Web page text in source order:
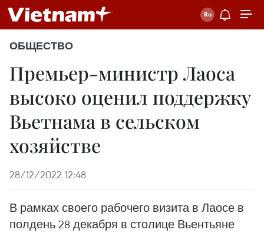
ОБЩЕСТВО
Премьер-министр Лаоса
высоко оценил поддержку
Вьетнама в сельском
хозяйстве
28/12/2022 12:48
В рамках своего рабочего визита в Лаосе в
полдень 28 декабря в столице Вьентьяне